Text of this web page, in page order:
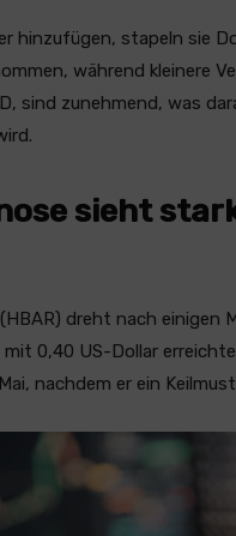
hinzufügen, stapeln sie
während kleinere
sind zunehmend, was
sieht
dreht nach
mit 0,40 US-Dollar
nachdem er ein